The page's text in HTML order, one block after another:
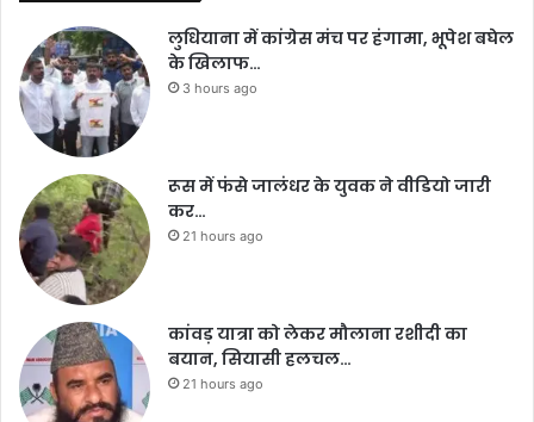
लुधियाना में कांग्रेस मंच पर हंगामा, भूपेश बघेल
के खिलाफ…
3 hours ago
रूस में फंसे जालंधर के युवक ने वीडियो जारी
कर…
21 hours ago
कांवड़ यात्रा को लेकर मौलाना रशीदी का
बयान, सियासी हलचल…
21 hours ago